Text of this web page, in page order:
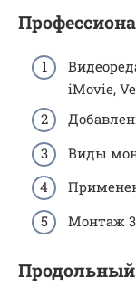
iMovie,
Виды
Монтаж